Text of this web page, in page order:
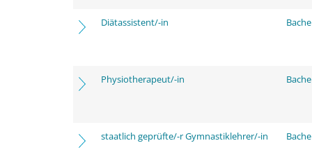
Diätassistent/-in
Physiotherapeut/-in
staatlich geprüfte/-r Gymnastiklehrer/-in